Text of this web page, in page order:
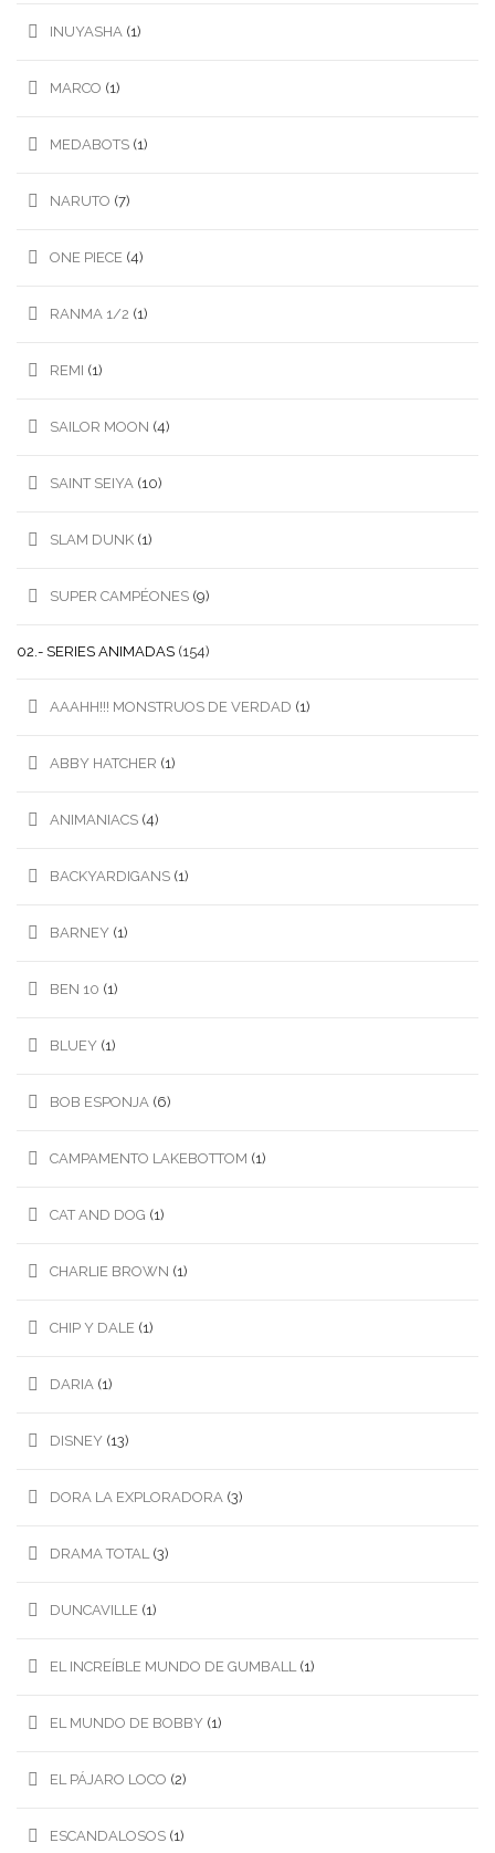
INUYASHA (1)
MARCO (1)
MEDABOTS (1)
NARUTO (7)
ONE PIECE (4)
RANMA 1/2 (1)
REMI (1)
SAILOR MOON (4)
SAINT SEIYA (10)
SLAM DUNK (1)
SUPER CAMPÉONES (9)
02.- SERIES ANIMADAS (154)
AAAHH!!! MONSTRUOS DE VERDAD (1)
ABBY HATCHER (1)
ANIMANIACS (4)
BACKYARDIGANS (1)
BARNEY (1)
BEN 10 (1)
BLUEY (1)
BOB ESPONJA (6)
CAMPAMENTO LAKEBOTTOM (1)
CAT AND DOG (1)
CHARLIE BROWN (1)
CHIP Y DALE (1)
DARIA (1)
DISNEY (13)
DORA LA EXPLORADORA (3)
DRAMA TOTAL (3)
DUNCAVILLE (1)
EL INCREÍBLE MUNDO DE GUMBALL (1)
EL MUNDO DE BOBBY (1)
EL PÁJARO LOCO (2)
ESCANDALOSOS (1)